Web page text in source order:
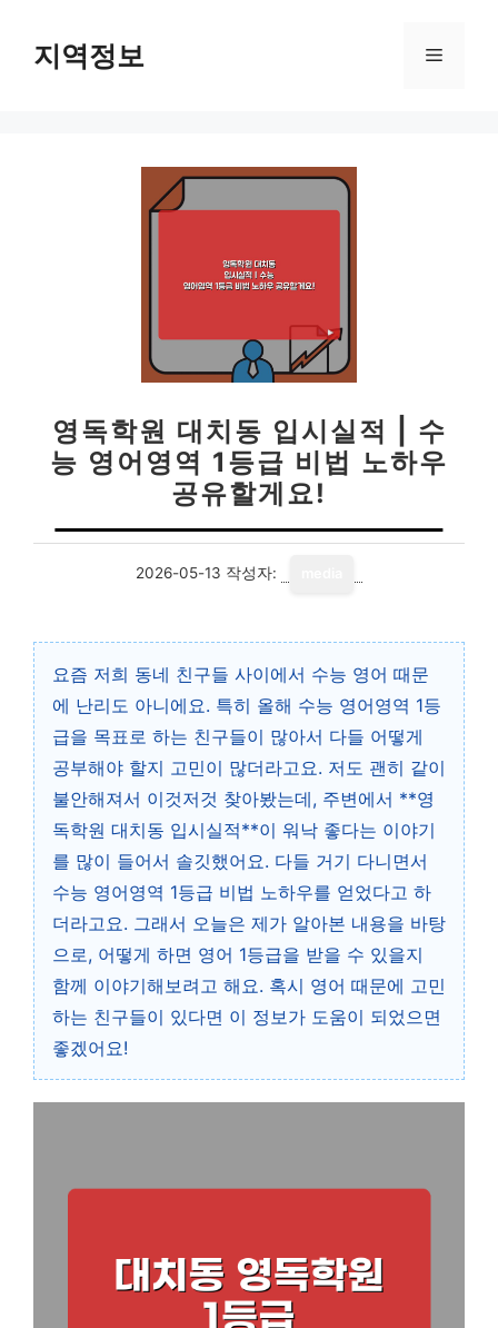
지역정보 메
영독학원 대치동 입시실적 | 수
능 영어영역 1등급 비법 노하우
공유할게요!
2026-05-13 작성자:
요즘 저희 동네 친구들 사이에서 수능 영어 때문
에 난리도 아니에요. 특히 올해 수능 영어영역 1등
급을 목표로 하는 친구들이 많아서 다들 어떻게
공부해야 할지 고민이 많더라고요. 저도 괜히 같이
불안해져서 이것저것 찾아봤는데, 주변에서 **영
독학원 대치동 입시실적**이 워낙 좋다는 이야기
를 많이 들어서 솔깃했어요. 다들 거기 다니면서
수능 영어영역 1등급 비법 노하우를 얻었다고 하
더라고요. 그래서 오늘은 제가 알아본 내용을 바탕
으로, 어떻게 하면 영어 1등급을 받을 수 있을지
함께 이야기해보려고 해요. 혹시 영어 때문에 고민
하는 친구들이 있다면 이 정보가 도움이 되었으면
좋겠어요!